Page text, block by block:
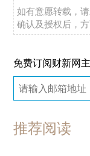
如有意愿转载，
确认及授权后，方
免费订阅财新网
推荐阅读